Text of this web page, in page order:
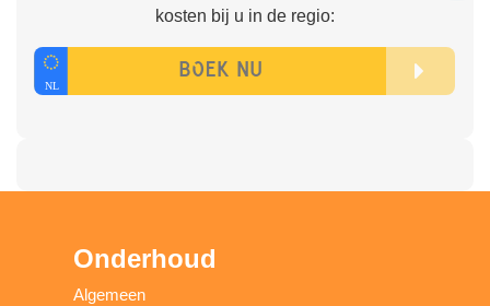
kosten bij u in de regio:
Onderhoud
Algemeen